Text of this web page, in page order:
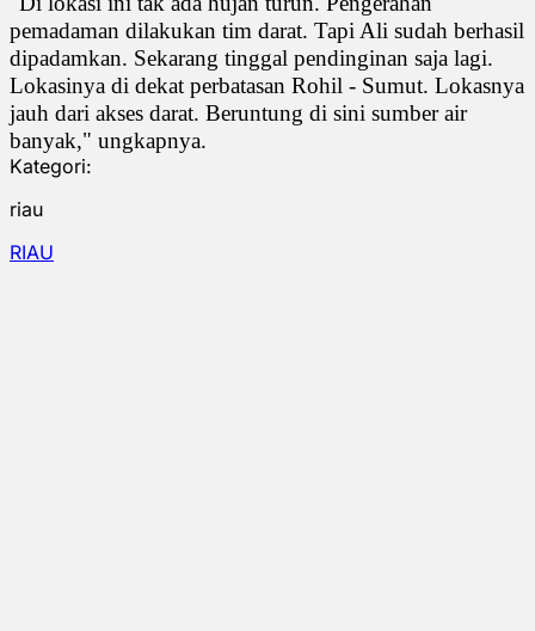
pemadaman dilakukan tim darat. Tapi Ali sudah berhasil
dipadamkan. Sekarang tinggal pendinginan saja lagi.
Lokasinya di dekat perbatasan Rohil - Sumut. Lokasnya
jauh dari akses darat. Beruntung di sini sumber air
banyak," ungkapnya.
Kategori:
riau
RIAU